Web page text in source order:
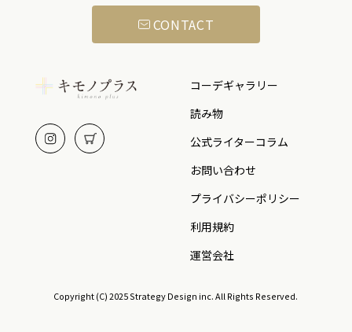
CONTACT
コーデギャラリー
読み物
公式ライターコラム
お問い合わせ
プライバシーポリシー
利用規約
運営会社
Copyright (C) 2025 Strategy Design inc. All Rights Reserved.